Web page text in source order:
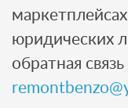
маркетплейсах
юридических
обратная